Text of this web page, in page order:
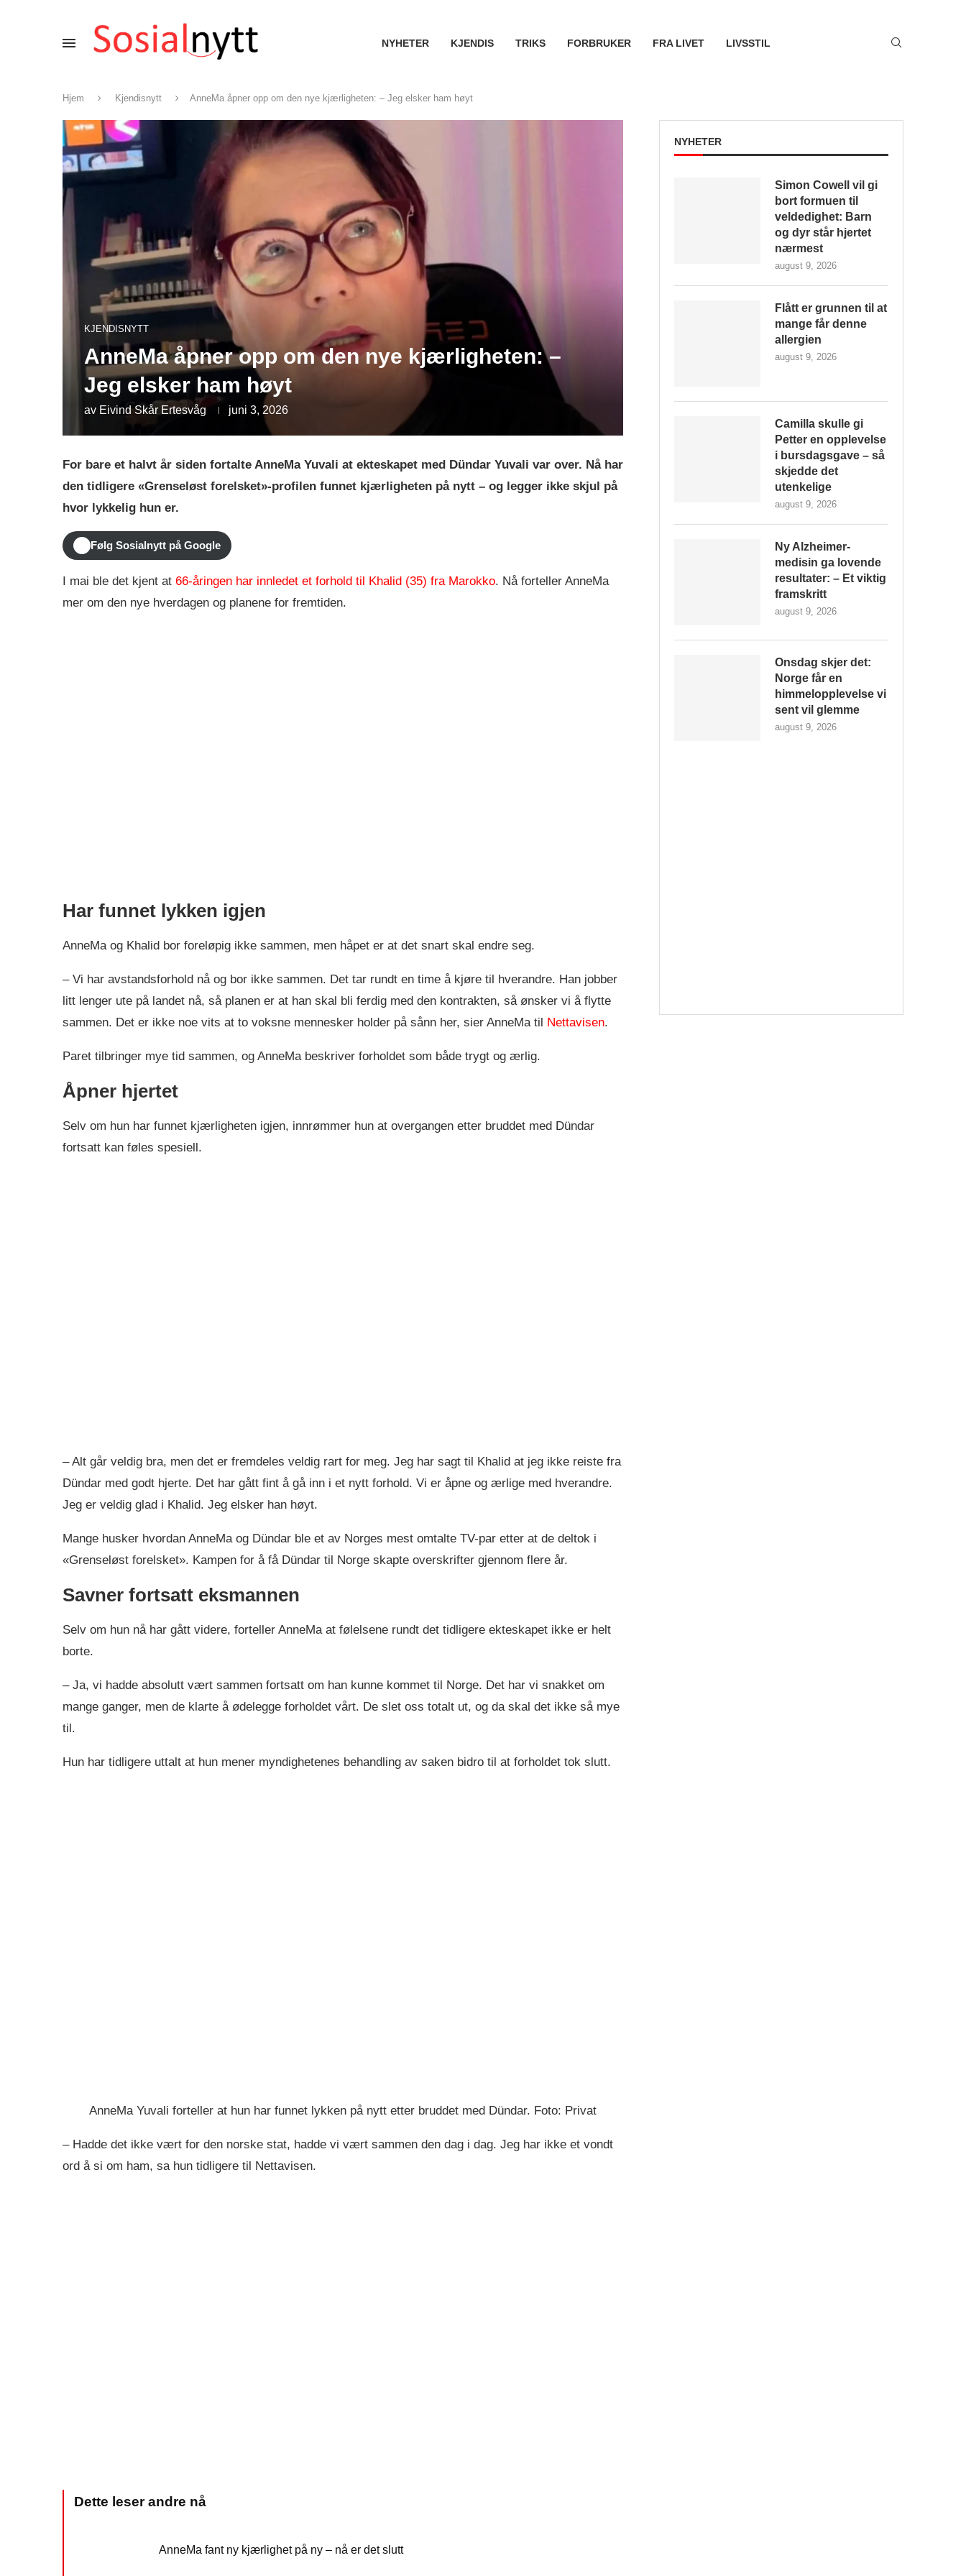
NYHETER KJENDIS TRIKS FORBRUKER FRA LIVET LIVSSTIL
Hjem Kjendisnytt AnneMa åpner opp om den nye kjærligheten: – Jeg elsker ham høyt
KJENDISNYTT
AnneMa åpner opp om den nye kjærligheten: –
Jeg elsker ham høyt
av Eivind Skår Ertesvåg juni 3, 2026
For bare et halvt år siden fortalte AnneMa Yuvali at ekteskapet med Dündar Yuvali var over. Nå har
den tidligere «Grenseløst forelsket»-profilen funnet kjærligheten på nytt – og legger ikke skjul på
hvor lykkelig hun er.
Følg Sosialnytt på Google
I mai ble det kjent at 66-åringen har innledet et forhold til Khalid (35) fra Marokko. Nå forteller AnneMa
mer om den nye hverdagen og planene for fremtiden.
Har funnet lykken igjen
AnneMa og Khalid bor foreløpig ikke sammen, men håpet er at det snart skal endre seg.
– Vi har avstandsforhold nå og bor ikke sammen. Det tar rundt en time å kjøre til hverandre. Han jobber
litt lenger ute på landet nå, så planen er at han skal bli ferdig med den kontrakten, så ønsker vi å flytte
sammen. Det er ikke noe vits at to voksne mennesker holder på sånn her, sier AnneMa til Nettavisen.
Paret tilbringer mye tid sammen, og AnneMa beskriver forholdet som både trygt og ærlig.
Åpner hjertet
Selv om hun har funnet kjærligheten igjen, innrømmer hun at overgangen etter bruddet med Dündar
fortsatt kan føles spesiell.
– Alt går veldig bra, men det er fremdeles veldig rart for meg. Jeg har sagt til Khalid at jeg ikke reiste fra
Dündar med godt hjerte. Det har gått fint å gå inn i et nytt forhold. Vi er åpne og ærlige med hverandre.
Jeg er veldig glad i Khalid. Jeg elsker han høyt.
Mange husker hvordan AnneMa og Dündar ble et av Norges mest omtalte TV-par etter at de deltok i
«Grenseløst forelsket». Kampen for å få Dündar til Norge skapte overskrifter gjennom flere år.
Savner fortsatt eksmannen
Selv om hun nå har gått videre, forteller AnneMa at følelsene rundt det tidligere ekteskapet ikke er helt
borte.
– Ja, vi hadde absolutt vært sammen fortsatt om han kunne kommet til Norge. Det har vi snakket om
mange ganger, men de klarte å ødelegge forholdet vårt. De slet oss totalt ut, og da skal det ikke så mye
til.
Hun har tidligere uttalt at hun mener myndighetenes behandling av saken bidro til at forholdet tok slutt.
AnneMa Yuvali forteller at hun har funnet lykken på nytt etter bruddet med Dündar. Foto: Privat
– Hadde det ikke vært for den norske stat, hadde vi vært sammen den dag i dag. Jeg har ikke et vondt
ord å si om ham, sa hun tidligere til Nettavisen.
AnneMa fant ny kjærlighet på ny – nå er det slutt
NYHETER
Simon Cowell vil gi
bort formuen til
veldedighet: Barn
og dyr står hjertet
nærmest
august 9, 2026
Flått er grunnen til at
mange får denne
allergien
august 9, 2026
Camilla skulle gi
Petter en opplevelse
i bursdagsgave – så
skjedde det
utenkelige
august 9, 2026
Ny Alzheimer-
medisin ga lovende
resultater: – Et viktig
framskritt
august 9, 2026
Onsdag skjer det:
Norge får en
himmelopplevelse vi
sent vil glemme
august 9, 2026